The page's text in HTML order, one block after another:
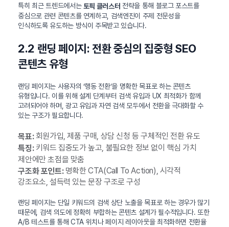
특히 최근 트렌드에서는토픽 클러스터 전략을 통해 블로그 포스트를
중심으로 관련 콘텐츠를 연계하고, 검색엔진이 주제 전문성을
인식하도록 유도하는 방식이 주목받고 있습니다.
2.2 랜딩 페이지: 전환 중심의 집중형 SEO
콘텐츠 유형
랜딩 페이지는 사용자의 ‘행동 전환’을 명확한 목표로 하는 콘텐츠
유형입니다. 이를 위해 설계 단계부터 검색 유입과 UX 최적화가 함께
고려되어야 하며, 광고 유입과 자연 검색 모두에서 전환을 극대화할 수
있는 구조가 필요합니다.
목표:회원가입, 제품 구매, 상담 신청 등 구체적인 전환 유도
특징:키워드 집중도가 높고, 불필요한 정보 없이 핵심 가치
제안에만 초점을 맞춤
구조화 포인트:명확한 CTA(Call To Action), 시각적
강조요소, 설득력 있는 문장 구조로 구성
랜딩 페이지는 단일 키워드의 검색 상단 노출을 목표로 하는 경우가 많기
때문에, 검색 의도에 정확히 부합하는 콘텐츠 설계가 필수적입니다. 또한
A/B 테스트를 통해 CTA 위치나 페이지 레이아웃을 최적화하면 전환율